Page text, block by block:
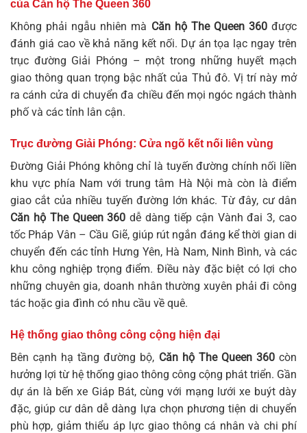
của Căn hộ The Queen 360
Không phải ngẫu nhiên mà Căn hộ The Queen 360được
đánh giá cao về khả năng kết nối. Dự án tọa lạc ngay trên
trục đường Giải Phóng – một trong những huyết mạch
giao thông quan trọng bậc nhất của Thủ đô. Vị trí này mở
ra cánh cửa di chuyển đa chiều đến mọi ngóc ngách thành
phố và các tỉnh lân cận.
Trục đường Giải Phóng: Cửa ngõ kết nối liên vùng
Đường Giải Phóng không chỉ là tuyến đường chính nối liền
khu vực phía Nam với trung tâm Hà Nội mà còn là điểm
giao cắt của nhiều tuyến đường lớn khác. Từ đây, cư dân
Căn hộ The Queen 360 dễ dàng tiếp cận Vành đai 3, cao
tốc Pháp Vân – Cầu Giẽ, giúp rút ngắn đáng kể thời gian di
chuyển đến các tỉnh Hưng Yên, Hà Nam, Ninh Bình, và các
khu công nghiệp trọng điểm. Điều này đặc biệt có lợi cho
những chuyên gia, doanh nhân thường xuyên phải đi công
tác hoặc gia đình có nhu cầu về quê.
Hệ thống giao thông công cộng hiện đại
Bên cạnh hạ tầng đường bộ, Căn hộ The Queen 360còn
hưởng lợi từ hệ thống giao thông công cộng phát triển. Gần
dự án là bến xe Giáp Bát, cùng với mạng lưới xe buýt dày
đặc, giúp cư dân dễ dàng lựa chọn phương tiện di chuyển
phù hợp, giảm thiểu áp lực giao thông cá nhân và chi phí